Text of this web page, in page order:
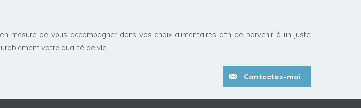
mesure de vous accompagner dans vos choix alimentaires afin de parvenir à un juste
votre qualité de vie.
Contactez-moi